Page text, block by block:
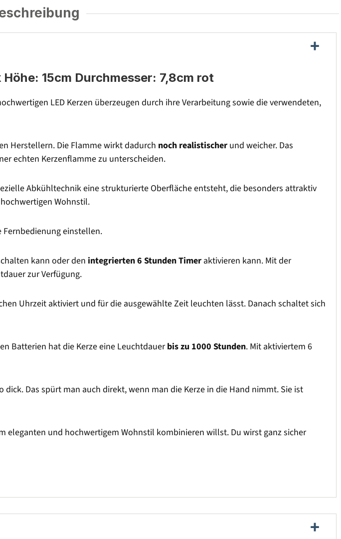
15cm Durchmesser: 7,8cm rot
LED Kerzen überzeugen durch ihre Verarbeitung sowie die verwendeten,
Herstellern. Die Flamme wirkt dadurch noch realistischer und weicher. Das
echten Kerzenflamme zu unterscheiden.
Abkühltechnik eine strukturierte Oberfläche entsteht, die besonders attraktiv
Wohnstil.
einstellen.
kann oder den integrierten 6 Stunden Timer aktivieren kann. Mit der
zur Verfügung.
Uhrzeit aktiviert und für die ausgewählte Zeit leuchten lässt. Danach schaltet sich
Batterien hat die Kerze eine Leuchtdauerbis zu 1000 Stunden. Mit aktiviertem 6
Das spürt man auch direkt, wenn man die Kerze in die Hand nimmt. Sie ist
eleganten und hochwertigem Wohnstil kombinieren willst. Du wirst ganz sicher